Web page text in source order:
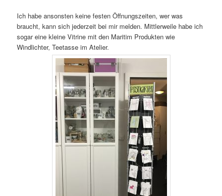
Ich habe ansonsten keine festen Öffnungszeiten, wer was
braucht, kann sich jederzeit bei mir melden. Mittlerweile habe ich
sogar eine kleine Vitrine mit den Maritim Produkten wie
Windlichter, Teetasse im Atelier.